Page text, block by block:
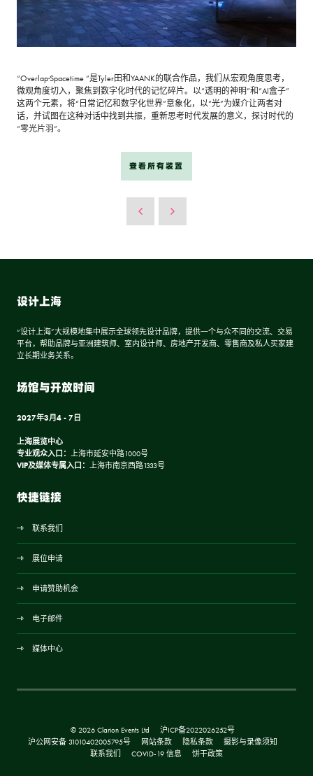
“Overlap·Spacetime ”是Tyler田和YAANK的联合作品，我们从宏观角度思考，
微观角度切入，聚焦到数字化时代的记忆碎片。以“透明的神明”和“AI盒子”
这两个元素，将“日常记忆和数字化世界”意象化，以“光”为媒介让两者对
话，并试图在这种对话中找到共振，重新思考时代发展的意义，探讨时代的
“零光片羽”。
查看所有装置
设计上海
“设计上海”大规模地集中展示全球领先设计品牌，提供一个与众不同的交流、交易
平台，帮助品牌与亚洲建筑师、室内设计师、房地产开发商、零售商及私人买家建
立长期业务关系。
场馆与开放时间
2027年3月4 - 7日
上海展览中心
专业观众入口：
上海市延安中路1000号
VIP及媒体专属入口：
上海市南京西路1333号
快捷链接
联系我们
展位申请
申请赞助机会
电子邮件
媒体中心
© 2026 Clarion Events Ltd
沪ICP备2022026252号
沪公网安备 31010402005795号
网站条款 隐私条款
摄影与录像须知
联系我们
COVID-19 信息 饼干政策